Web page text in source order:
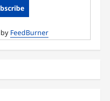
FeedBurner